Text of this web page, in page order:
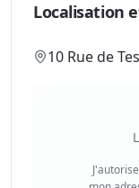
Localisation
10 Rue de